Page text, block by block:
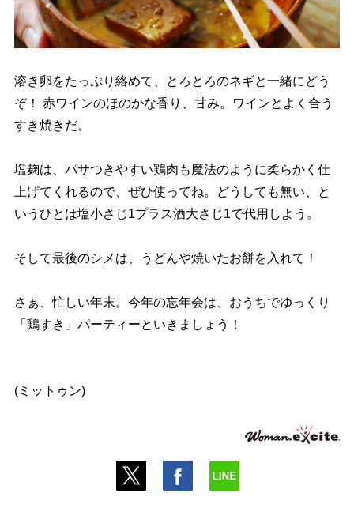
溶き卵をたっぷり絡めて、とろとろのネギと一緒にどう
ぞ！ 赤ワインのほのかな香り、甘み。ワインとよく合う
すき焼きだ。
塩麹は、パサつきやすい鶏肉も魔法のように柔らかく仕
上げてくれるので、ぜひ使ってね。どうしても無い、と
いうひとは塩小さじ1プラス酒大さじ1で代用しよう。
そして最後のシメは、うどんや焼いたお餅を入れて！
さぁ、忙しい年末。今年の忘年会は、おうちでゆっくり
「鶏すき」パーティーといきましょう！
(ミットゥン)